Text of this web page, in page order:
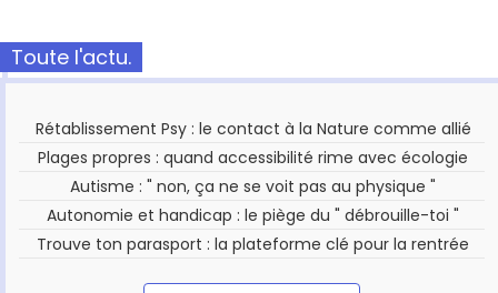
Toute l'actu.
Rétablissement Psy : le contact à la Nature comme allié
Plages propres : quand accessibilité rime avec écologie
Autisme : " non, ça ne se voit pas au physique "
Autonomie et handicap : le piège du " débrouille-toi "
Trouve ton parasport : la plateforme clé pour la rentrée